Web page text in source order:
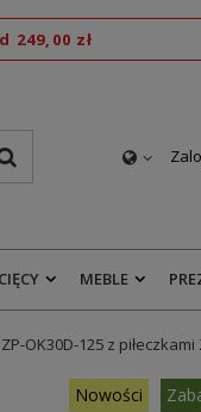
249,00 zł
MEBLE
OK30D-125 z
Nowości